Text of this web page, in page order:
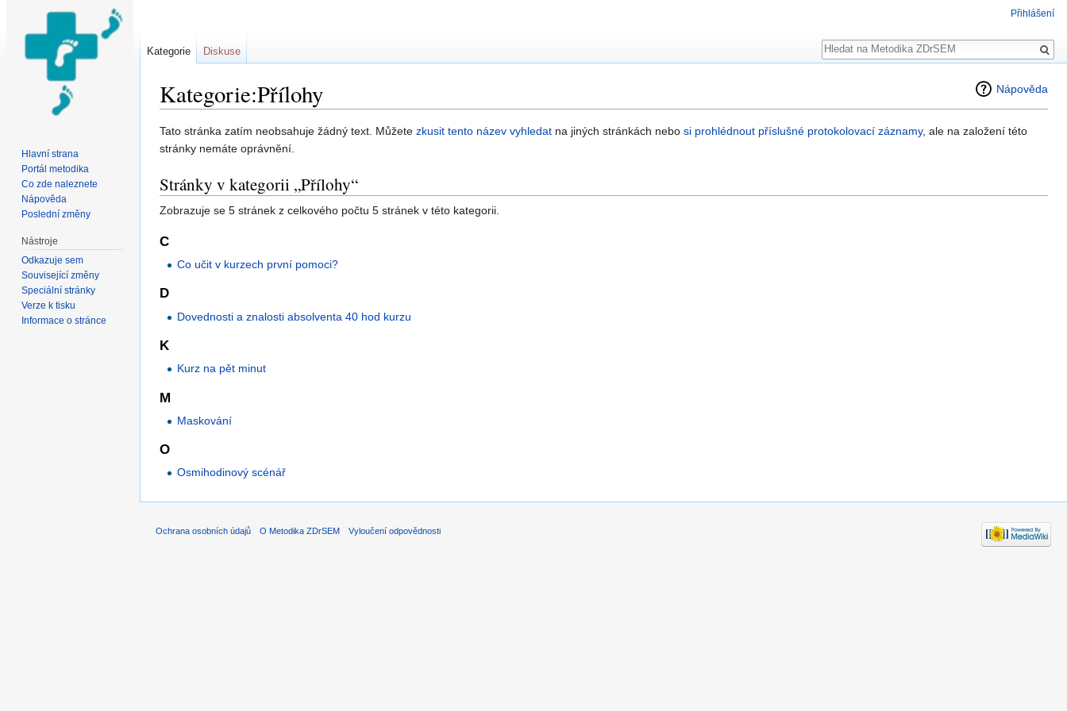
Nápověda
Kategorie:Přílohy
Tato stránka zatím neobsahuje žádný text. Můžete zkusit tento název vyhledat na jiných stránkách nebo si prohlédnout příslušné protokolovací záznamy, ale na založení této
stránky nemáte oprávnění.
Stránky v kategorii „Přílohy“
Zobrazuje se 5 stránek z celkového počtu 5 stránek v této kategorii.
C
Co učit v kurzech první pomoci?
D
Dovednosti a znalosti absolventa 40 hod kurzu
K
Kurz na pět minut
M
Maskování
O
Osmihodinový scénář
Přihlášení
Kategorie Diskuse
Hledat
Hlavní strana
Portál metodika
Co zde naleznete
Nápověda
Poslední změny
Nástroje
Odkazuje sem
Související změny
Speciální stránky
Verze k tisku
Informace o stránce
Ochrana osobních údajů O Metodika ZDrSEM Vyloučení odpovědnosti